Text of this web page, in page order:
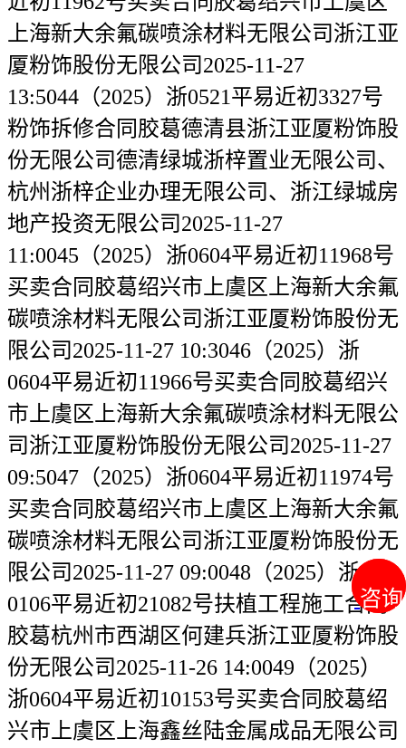
咨询
咨询
上海新大余氟碳喷涂材料无限公司浙江亚
厦粉饰股份无限公司2025-11-27
13:5044（2025）浙0521平易近初3327号
粉饰拆修合同胶葛德清县浙江亚厦粉饰股
份无限公司德清绿城浙梓置业无限公司、
杭州浙梓企业办理无限公司、浙江绿城房
地产投资无限公司2025-11-27
11:0045（2025）浙0604平易近初11968号
买卖合同胶葛绍兴市上虞区上海新大余氟
碳喷涂材料无限公司浙江亚厦粉饰股份无
限公司2025-11-27 10:3046（2025）浙
0604平易近初11966号买卖合同胶葛绍兴
市上虞区上海新大余氟碳喷涂材料无限公
司浙江亚厦粉饰股份无限公司2025-11-27
09:5047（2025）浙0604平易近初11974号
买卖合同胶葛绍兴市上虞区上海新大余氟
碳喷涂材料无限公司浙江亚厦粉饰股份无
限公司2025-11-27 09:0048（2025）浙
0106平易近初21082号扶植工程施工合同
胶葛杭州市西湖区何建兵浙江亚厦粉饰股
份无限公司2025-11-26 14:0049（2025）
浙0604平易近初10153号买卖合同胶葛绍
兴市上虞区上海鑫丝陆金属成品无限公司